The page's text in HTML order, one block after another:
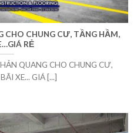
CHO CHUNG CƯ, TẦNG HẦM,
RẺ
QUANG CHO CHUNG CƯ,
XE... GIÁ [...]